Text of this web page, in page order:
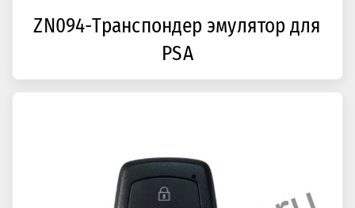
ZN094-Транспондер эмулятор для
PSA